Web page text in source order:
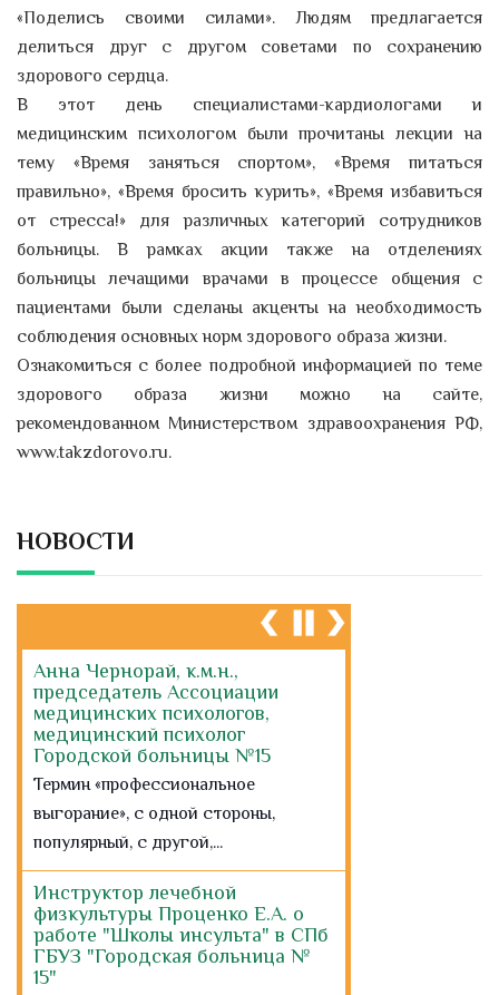
«Поделись своими силами». Людям предлагается
делиться друг с другом советами по сохранению
здорового сердца.
В этот день специалистами-кардиологами и
медицинским психологом были прочитаны лекции на
тему «Время заняться спортом», «Время питаться
правильно», «Время бросить курить», «Время избавиться
от стресса!» для различных категорий сотрудников
больницы. В рамках акции также на отделениях
больницы лечащими врачами в процессе общения с
пациентами были сделаны акценты на необходимость
соблюдения основных норм здорового образа жизни.
Ознакомиться с более подробной информацией по теме
здорового образа жизни можно на сайте,
рекомендованном Министерством здравоохранения РФ,
www.takzdorovo.ru.
НОВОСТИ
Анна Чернорай, к.м.н.,
председатель Ассоциации
медицинских психологов,
медицинский психолог
Городской больницы №15
Термин «профессиональное
выгорание», с одной стороны,
популярный, с другой,...
Инструктор лечебной
физкультуры Проценко Е.А. о
работе "Школы инсульта" в СПб
ГБУЗ "Городская больница №
15"